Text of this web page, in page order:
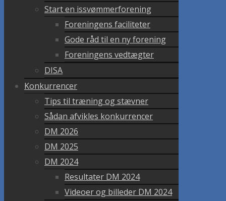
Start en issvømmerforening
Foreningens faciliteter
Gode råd til en ny forening
Foreningens vedtægter
DISA
Konkurrencer
Tips til træning og stævner
Sådan afvikles konkurrencer
DM 2026
DM 2025
DM 2024
Resultater DM 2024
Videoer og billeder DM 2024